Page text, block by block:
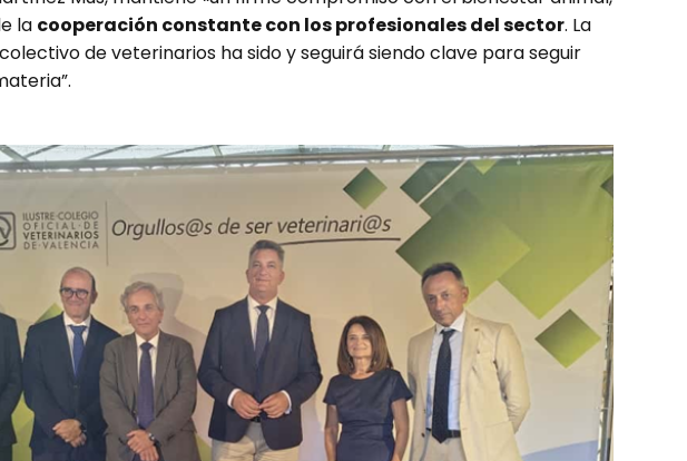
la cooperación constante con los profesionales del sector. La
de veterinarios ha sido y seguirá siendo clave para seguir